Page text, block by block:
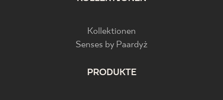
Kollektionen
Senses by Paardyż
PRODUKTE